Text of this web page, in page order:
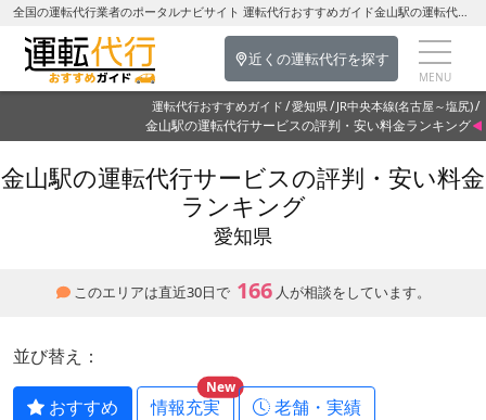
全国の運転代行業者のポータルナビサイト 運転代行おすすめガイド金山駅の運転代行を探す-愛知県の運転代行
近くの運転代行を探す
運転代行おすすめガイド 愛知県 JR中央本線(名古屋～塩尻)
金山駅の運転代行サービスの評判・安い料金ランキング
金山駅の運転代行サービスの評判・安い料金
ランキング
愛知県
このエリアは直近30日で 166 人が相談をしています。
並び替え：
おすすめ 情報充実
New
老舗・実績